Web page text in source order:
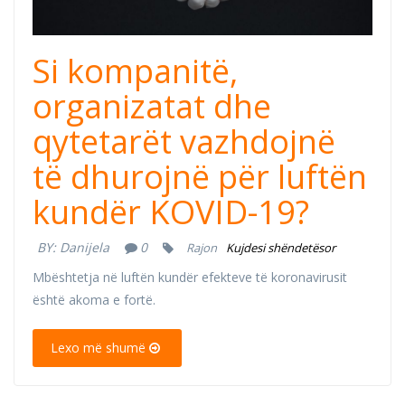
Si kompanitë,
organizatat dhe
qytetarët vazhdojnë
të dhurojnë për luftën
kundër KOVID-19?
BY: Danijela 0 Rajon Kujdesi shëndetësor
Mbështetja në luftën kundër efekteve të koronavirusit
është akoma e fortë.
Lexo më shumë